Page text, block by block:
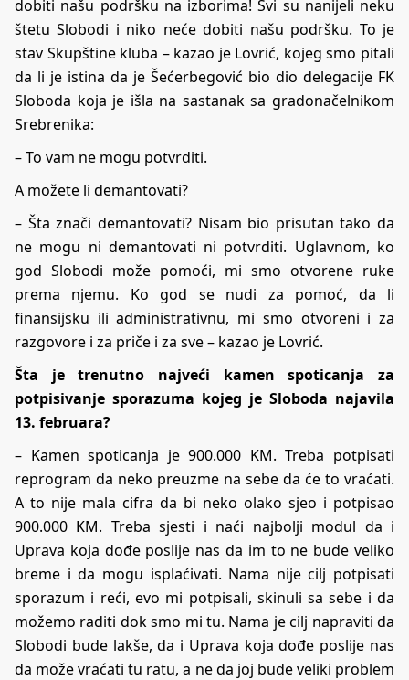
dobiti našu podršku na izborima! Svi su nanijeli neku
štetu Slobodi i niko neće dobiti našu podršku. To je
stav Skupštine kluba – kazao je Lovrić, kojeg smo pitali
da li je istina da je Šećerbegović bio dio delegacije FK
Sloboda koja je išla na sastanak sa gradonačelnikom
Srebrenika:
– To vam ne mogu potvrditi.
A možete li demantovati?
– Šta znači demantovati? Nisam bio prisutan tako da
ne mogu ni demantovati ni potvrditi. Uglavnom, ko
god Slobodi može pomoći, mi smo otvorene ruke
prema njemu. Ko god se nudi za pomoć, da li
finansijsku ili administrativnu, mi smo otvoreni i za
razgovore i za priče i za sve – kazao je Lovrić.
Šta je trenutno najveći kamen spoticanja za
potpisivanje sporazuma kojeg je Sloboda najavila
13. februara?
– Kamen spoticanja je 900.000 KM. Treba potpisati
reprogram da neko preuzme na sebe da će to vraćati.
A to nije mala cifra da bi neko olako sjeo i potpisao
900.000 KM. Treba sjesti i naći najbolji modul da i
Uprava koja dođe poslije nas da im to ne bude veliko
breme i da mogu isplaćivati. Nama nije cilj potpisati
sporazum i reći, evo mi potpisali, skinuli sa sebe i da
možemo raditi dok smo mi tu. Nama je cilj napraviti da
Slobodi bude lakše, da i Uprava koja dođe poslije nas
da može vraćati tu ratu, a ne da joj bude veliki problem